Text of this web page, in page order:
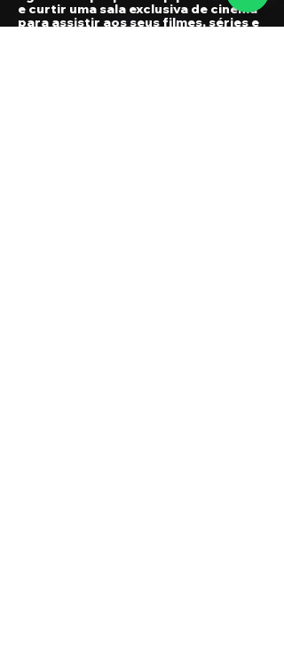
e curtir uma sala exclusiva de cinema
para assistir aos seus filmes, séries e